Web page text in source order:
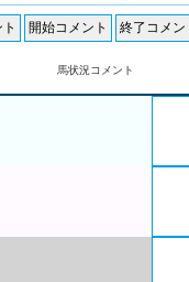
馬状況コメント